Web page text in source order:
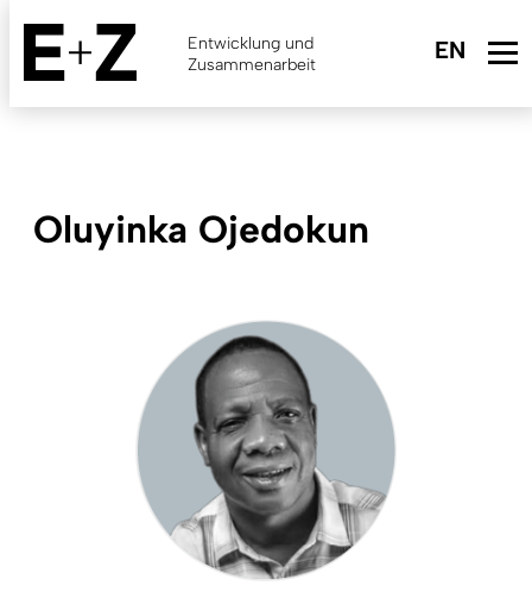
Skip
main
content
Entwicklung und
Zusammenarbeit
Oluyinka Ojedokun